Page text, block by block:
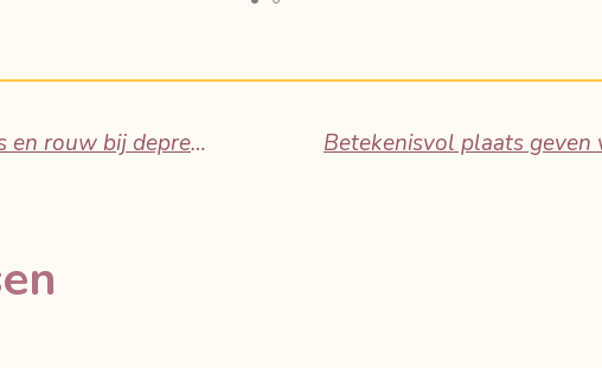
'Als het leven stilstaat' Verlies en rouw bij depressie en burn-out - Brugge 28/11/2024